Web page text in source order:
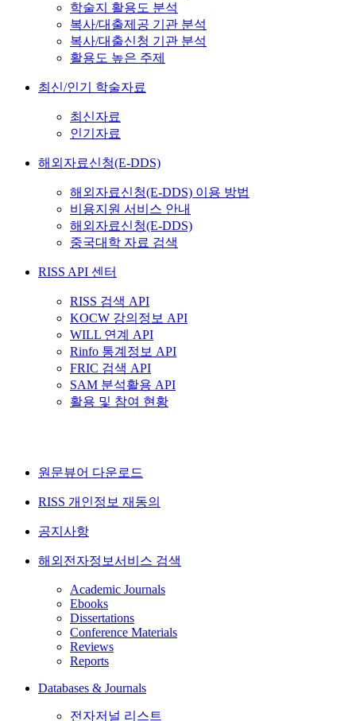
학술지 활용도 분석
복사/대출제공 기관 분석
복사/대출신청 기관 분석
활용도 높은 주제
최신/인기 학술자료
최신자료
인기자료
해외자료신청(E-DDS)
해외자료신청(E-DDS) 이용 방법
비용지원 서비스 안내
해외자료신청(E-DDS)
중국대학 자료 검색
RISS API 센터
RISS 검색 API
KOCW 강의정보 API
WILL 연계 API
Rinfo 통계정보 API
FRIC 검색 API
SAM 분석활용 API
활용 및 참여 현황
원문뷰어 다운로드
RISS 개인정보 재동의
공지사항
해외전자정보서비스 검색
Academic Journals
Ebooks
Dissertations
Conference Materials
Reviews
Reports
Databases & Journals
전자저널 리스트